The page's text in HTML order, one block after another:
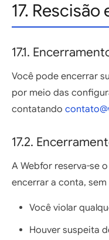
17.
17.1.
Você pode encerrar
por meio das
contatando
17.2.
A Webfor reserva-se
encerrar a conta,
Você violar
Houver suspeita